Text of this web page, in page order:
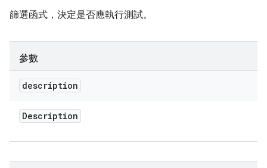
篩選函式，決定是否應執行測試。
參數
description
Description